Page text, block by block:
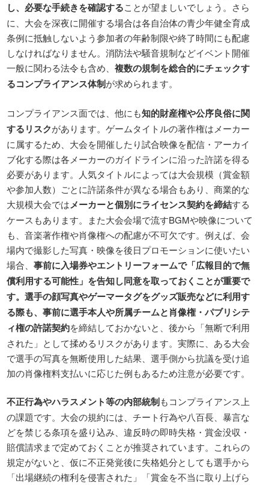
し、必要な手続きを確認することが望ましいでしょう。さら
に、大会を深夜に開催する場合は各自治体の青少年健全育成
条例に抵触しないよう参加者の年齢制限や終了時間にも配慮
しなければなりません。消防法や騒音規制などイベント開催
一般に関わる法令も含め、複数の規制を総合的にチェックす
るコンプライアンス体制が求められます。
コンプライアンス面では、他にも知的財産権や公序良俗に関
するリスクがあります。ゲームタイトルの著作権はメーカー
に属するため、大会を開催したり試合映像を配信・アーカイ
ブ化する際は各メーカーのガイドラインに沿った許諾を得る
必要があります。人気タイトルによっては大会規模（賞金額
や参加人数）ごとに許諾条件が異なる場合もあり、商業的な
大規模大会ではメーカーと個別にライセンス契約を締結する
ケースもあります。また大会会場で流すBGMや映像について
も、音楽著作権や肖像権への配慮が不可欠です。例えば、会
場内で撮影した写真・映像を後日プロモーションに使いたい
場合、事前に入場券やエントリーフォームで「広報目的で無
償利用する可能性」を告知し同意を取っておくことが重要で
す。選手の顔写真やゲーマータグをグッズ販売などに利用す
る際も、事前に選手本人や所属チームと肖像権・パブリシテ
ィ権の許諾契約を締結しておかないと、後から「無断で利用
された」として揉めるリスクがあります。実際に、ある大会
で選手の写真を無断使用した結果、選手側から抗議を受け追
加の肖像権料支払いに応じた例もあるため注意が必要です。
不正行為やハラスメント等の内部統制もコンプライアンス上
の課題です。大会の規約には、チート行為や八百長、暴言な
どを禁じる条項を盛り込み、違反時の即時失格・賞金没収・
賠償請求まで定めておくことが推奨されています。これらの
規定がないと、仮に不正発覚後に失格処分としても選手から
「出場継続の権利を侵害された」「賞金を不当に取り上げら